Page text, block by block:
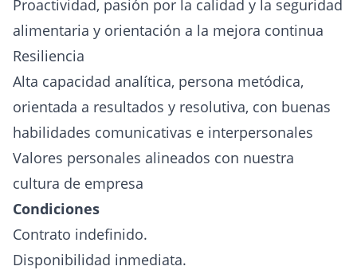
Proactividad, pasión por la calidad y la seguridad
alimentaria y orientación a la mejora continua
Resiliencia
Alta capacidad analítica, persona metódica,
orientada a resultados y resolutiva, con buenas
habilidades comunicativas e interpersonales
Valores personales alineados con nuestra
cultura de empresa
Condiciones
Contrato indefinido.
Disponibilidad inmediata.